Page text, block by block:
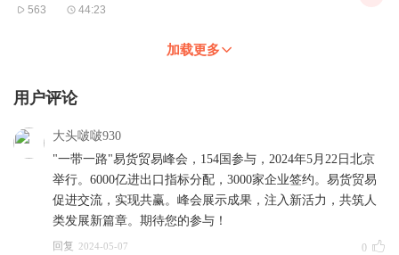
563 44:23
加载更多
用户评论
大头啵啵930
"一带一路"易货贸易峰会，154国参与，2024年5月22日北京
举行。6000亿进出口指标分配，3000家企业签约。易货贸易
促进交流，实现共赢。峰会展示成果，注入新活力，共筑人
类发展新篇章。期待您的参与！
回复 2024-05-07 0